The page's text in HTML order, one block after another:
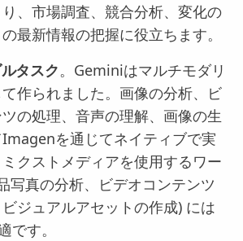
、市場調査、競合分析、変化の
最新情報の把握に役立ちます。
タスク。Geminiはマルチモダリ
作られました。画像の分析、ビ
の処理、音声の理解、画像の生
を通じてネイティブで実
クストメディアを使用するワー
写真の分析、ビデオコンテンツ
ジュアルアセットの作成) には
です。